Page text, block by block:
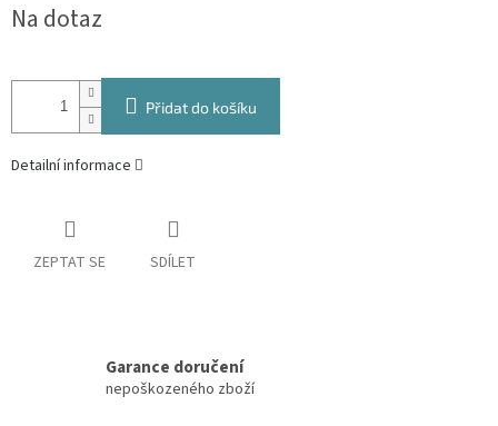
cena:
Na dotaz
Přidat do košíku
Detailní informace
ZEPTAT SE SDÍLET
Garance doručení
nepoškozeného zboží